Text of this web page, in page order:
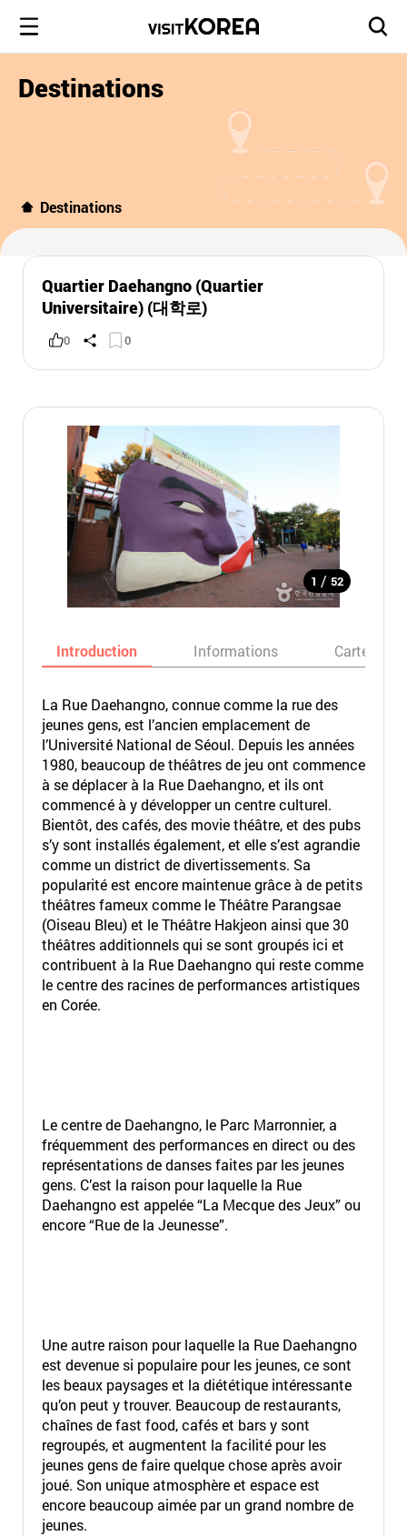
Destinations
Destinations
Quartier Daehangno (Quartier
Universitaire) (대학로)
0 0
1 / 52
Introduction Informations Carte
La Rue Daehangno, connue comme la rue des
jeunes gens, est l’ancien emplacement de
l’Université National de Séoul. Depuis les années
1980, beaucoup de théâtres de jeu ont commence
à se déplacer à la Rue Daehangno, et ils ont
commencé à y développer un centre culturel.
Bientôt, des cafés, des movie théâtre, et des pubs
s’y sont installés également, et elle s’est agrandie
comme un district de divertissements. Sa
popularité est encore maintenue grâce à de petits
théâtres fameux comme le Théâtre Parangsae
(Oiseau Bleu) et le Théâtre Hakjeon ainsi que 30
théâtres additionnels qui se sont groupés ici et
contribuent à la Rue Daehangno qui reste comme
le centre des racines de performances artistiques
en Corée.
Le centre de Daehangno, le Parc Marronnier, a
fréquemment des performances en direct ou des
représentations de danses faites par les jeunes
gens. C’est la raison pour laquelle la Rue
Daehangno est appelée “La Mecque des Jeux” ou
encore “Rue de la Jeunesse”.
Une autre raison pour laquelle la Rue Daehangno
est devenue si populaire pour les jeunes, ce sont
les beaux paysages et la diététique intéressante
qu’on peut y trouver. Beaucoup de restaurants,
chaînes de fast food, cafés et bars y sont
regroupés, et augmentent la facilité pour les
jeunes gens de faire quelque chose après avoir
joué. Son unique atmosphère et espace est
encore beaucoup aimée par un grand nombre de
jeunes.